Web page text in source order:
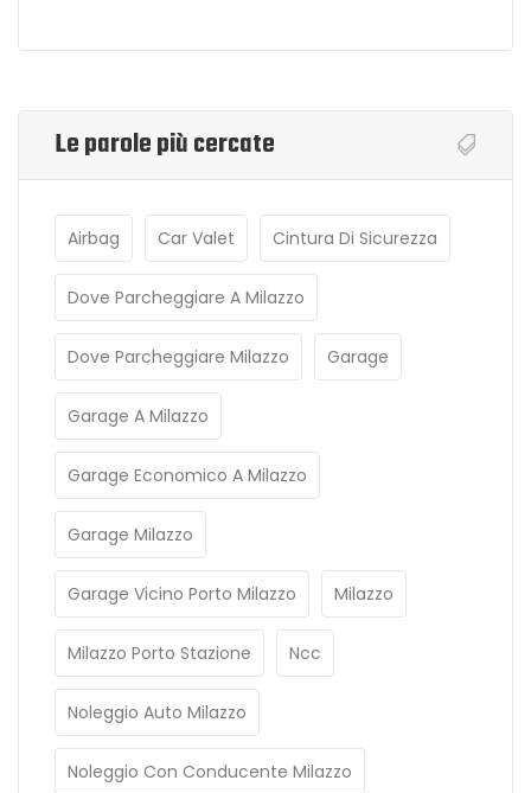
Le parole più cercate
Airbag Car Valet Cintura Di Sicurezza
Dove Parcheggiare A Milazzo
Dove Parcheggiare Milazzo Garage
Garage A Milazzo
Garage Economico A Milazzo
Garage Milazzo
Garage Vicino Porto Milazzo Milazzo
Milazzo Porto Stazione Ncc
Noleggio Auto Milazzo
Noleggio Con Conducente Milazzo